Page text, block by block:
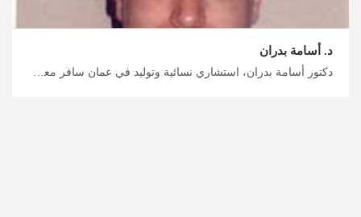
د. أسامة بدران
دكتور أسامة بدران، استشاري نسائية وتوليد في عمان سافر معنا الى الأردن للحصول على أفضل علاج مناسب لك، علاج متلازمة تكيس المبايض مع أفضل أطباء النسائية في الأردن، احصل على رحلة علاجية آمنة مع ميدكس الأردن